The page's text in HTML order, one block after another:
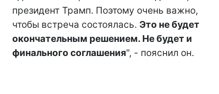
президент Трамп. Поэтому очень важно,
чтобы встреча состоялась. Это не будет
окончательным решением. Не будет и
финального соглашения", - пояснил он.